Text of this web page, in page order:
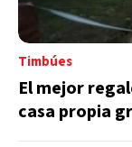
Timbúes
El mejor
casa propia